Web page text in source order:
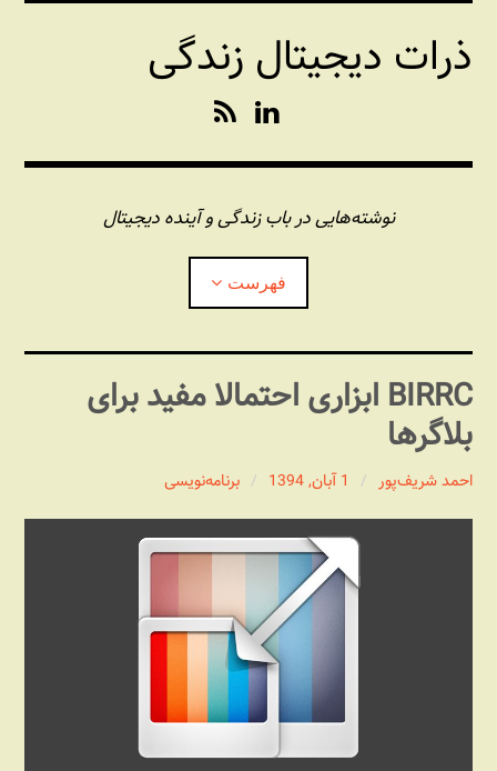
رفتن
محتواذرات دیجیتال زندگی
n
k
e
d
I
n
S
نوشته‌هایی در باب زندگی و آینده دیجیتال
فهرست
درباره این وبلاگ
مجله شبکه
پندهای یونیکسی استاد «فو»
‌BIRRC ابزاری احتمالا مفید برای
بلاگرها
احمد شریف‌پور 1 آبان, 1394 برنامه‏‌نویسی